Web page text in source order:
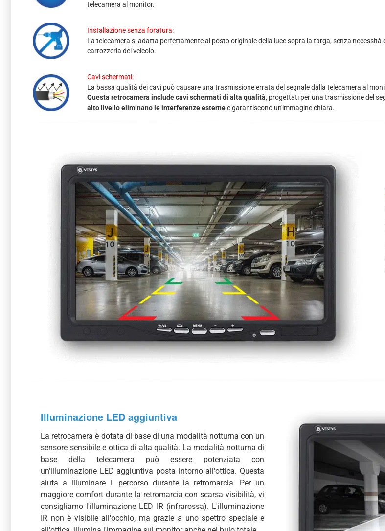
telecamera al monitor.
Installazione senza foratura:
La telecamera si adatta perfettamente al posto originale della luce sopra la targa, senza necessità
carrozzeria del veicolo.
Cavi schermati:
La bassa qualità dei cavi può causare una trasmissione errata del segnale dalla telecamera al
Questa retrocamera include cavi schermati di alta qualità, progettati per una trasmissione del
alto livello eliminano le interferenze esternee garantiscono un'immagine chiara.
Illuminazione LED aggiuntiva
La retrocamera è dotata di base di una modalità notturna con un
sensore sensibile e ottica di alta qualità. La modalità notturna di
base della telecamera può essere potenziata con
un'illuminazione LED aggiuntiva posta intorno all'ottica. Questa
aiuta a illuminare il percorso durante la retromarcia. Per un
maggiore comfort durante la retromarcia con scarsa visibilità, vi
consigliamo l'illuminazione LED IR (infrarossa). L'illuminazione
IR non è visibile all'occhio, ma grazie a uno spettro speciale e